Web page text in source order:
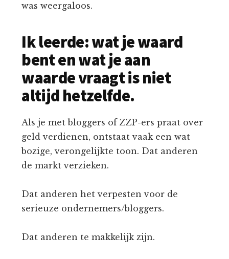
was weergaloos.
Ik leerde: wat je waard
bent en wat je aan
waarde vraagt is niet
altijd hetzelfde.
Als je met bloggers of ZZP-ers praat over
geld verdienen, ontstaat vaak een wat
bozige, verongelijkte toon. Dat anderen
de markt verzieken.
Dat anderen het verpesten voor de
serieuze ondernemers/bloggers.
Dat anderen te makkelijk zijn.